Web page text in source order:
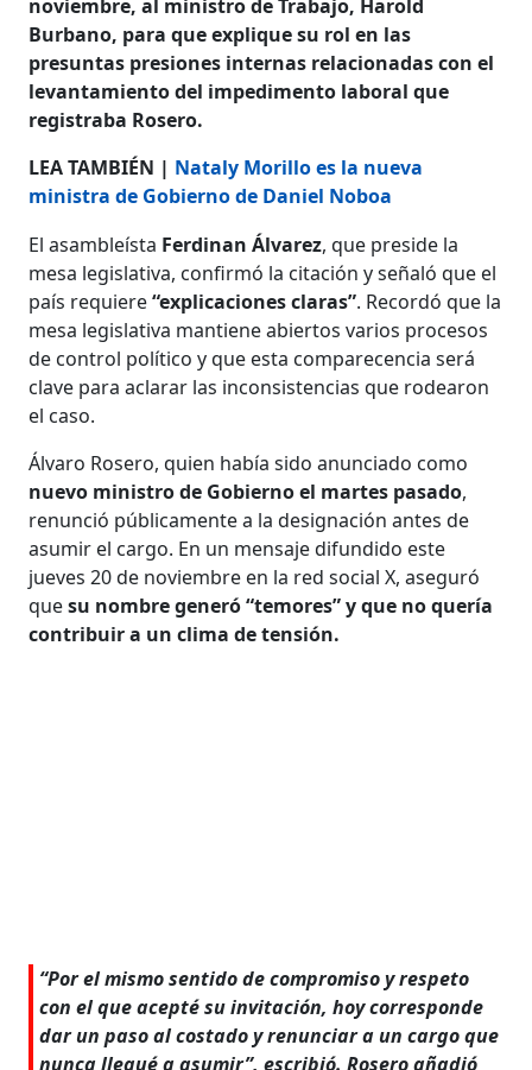
noviembre, al ministro de Trabajo, Harold
Burbano, para que explique su rol en las
presuntas presiones internas relacionadas con el
levantamiento del impedimento laboral que
registraba Rosero.
LEA TAMBIÉN | Nataly Morillo es la nueva
ministra de Gobierno de Daniel Noboa
El asambleísta Ferdinan Álvarez, que preside la
mesa legislativa, confirmó la citación y señaló que el
país requiere“explicaciones claras”. Recordó que la
mesa legislativa mantiene abiertos varios procesos
de control político y que esta comparecencia será
clave para aclarar las inconsistencias que rodearon
el caso.
Álvaro Rosero, quien había sido anunciado como
nuevo ministro de Gobierno el martes pasado,
renunció públicamente a la designación antes de
asumir el cargo. En un mensaje difundido este
jueves 20 de noviembre en la red social X, aseguró
quesu nombre generó “temores” y que no quería
contribuir a un clima de tensión.
“Por el mismo sentido de compromiso y respeto
con el que acepté su invitación, hoy corresponde
dar un paso al costado y renunciar a un cargo que
nunca llegué a asumir”, escribió. Rosero añadió